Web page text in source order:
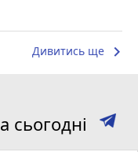
Дивитись ще keyboard_arrow_right
сьогодні